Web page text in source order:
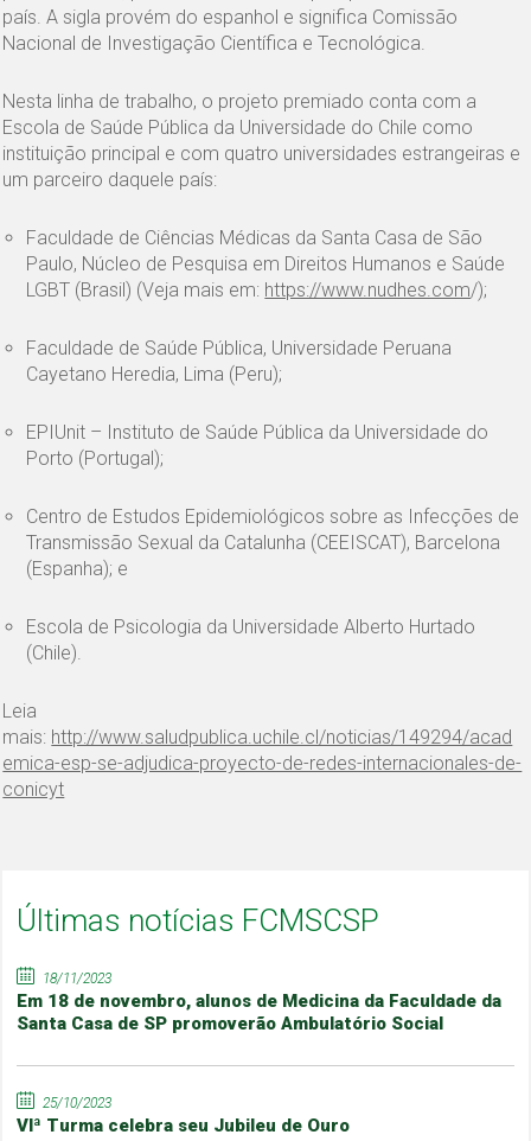
país. A sigla provém do espanhol e significa Comissão
Nacional de Investigação Científica e Tecnológica.
Nesta linha de trabalho, o projeto premiado conta com a
Escola de Saúde Pública da Universidade do Chile como
instituição principal e com quatro universidades estrangeiras e
um parceiro daquele país:
Faculdade de Ciências Médicas da Santa Casa de São
Paulo, Núcleo de Pesquisa em Direitos Humanos e Saúde
LGBT (Brasil) (Veja mais em: https://www.nudhes.com/);
Faculdade de Saúde Pública, Universidade Peruana
Cayetano Heredia, Lima (Peru);
EPIUnit – Instituto de Saúde Pública da Universidade do
Porto (Portugal);
Centro de Estudos Epidemiológicos sobre as Infecções de
Transmissão Sexual da Catalunha (CEEISCAT), Barcelona
(Espanha); e
Escola de Psicologia da Universidade Alberto Hurtado
(Chile).
Leia
mais: http://www.saludpublica.uchile.cl/noticias/149294/acad
emica-esp-se-adjudica-proyecto-de-redes-internacionales-de-
conicyt
Últimas notícias FCMSCSP
18/11/2023
Em 18 de novembro, alunos de Medicina da Faculdade da
Santa Casa de SP promoverão Ambulatório Social
25/10/2023
VIª Turma celebra seu Jubileu de Ouro